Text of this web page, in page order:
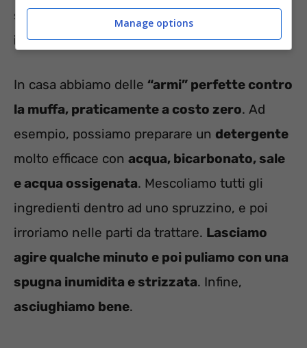
sia con
che con
prodotti
industriali.
In casa abbiamo delle “armi” perfette contro
la muffa, praticamente a costo zero. Ad
esempio, possiamo preparare un detergente
molto efficace con acqua, bicarbonato, sale
e acqua ossigenata. Mescoliamo tutti gli
ingredienti dentro ad uno spruzzino, e poi
irroriamo nelle parti da trattare. Lasciamo
agire qualche minuto e poi puliamo con una
spugna inumidita e strizzata. Infine,
asciughiamo bene.
Manage options